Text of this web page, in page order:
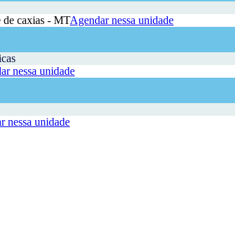
de caxias - MTAgendar nessa unidade
nessa unidade
nessa unidade